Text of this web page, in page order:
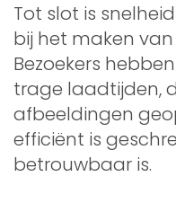
Tot slot is
bij het maken
Bezoekers
trage laadtijden,
afbeeldingen
efficiënt is
betrouwbaar is.